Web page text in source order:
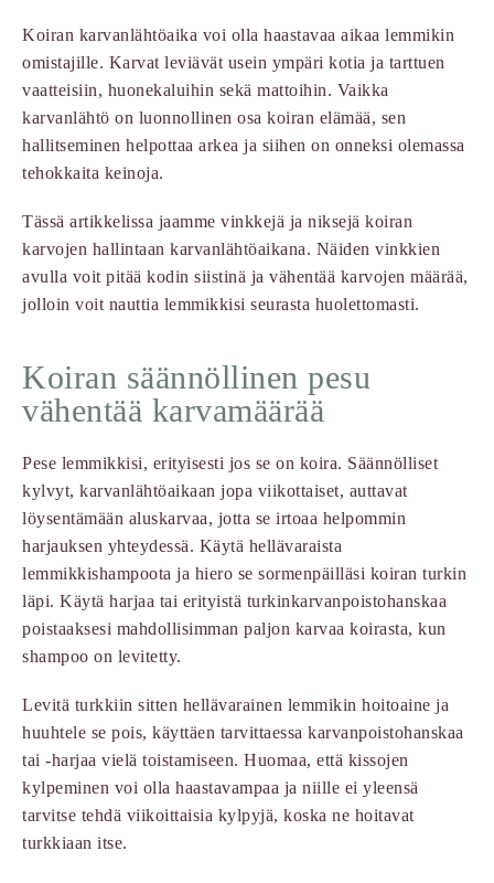
Koiran karvanlähtöaika voi olla haastavaa aikaa lemmikin
omistajille. Karvat leviävät usein ympäri kotia ja tarttuen
vaatteisiin, huonekaluihin sekä mattoihin. Vaikka
karvanlähtö on luonnollinen osa koiran elämää, sen
hallitseminen helpottaa arkea ja siihen on onneksi olemassa
tehokkaita keinoja.
Tässä artikkelissa jaamme vinkkejä ja niksejä koiran
karvojen hallintaan karvanlähtöaikana. Näiden vinkkien
avulla voit pitää kodin siistinä ja vähentää karvojen määrää,
jolloin voit nauttia lemmikkisi seurasta huolettomasti.
Koiran säännöllinen pesu
vähentää karvamäärää
Pese lemmikkisi, erityisesti jos se on koira. Säännölliset
kylvyt, karvanlähtöaikaan jopa viikottaiset, auttavat
löysentämään aluskarvaa, jotta se irtoaa helpommin
harjauksen yhteydessä. Käytä hellävaraista
lemmikkishampoota ja hiero se sormenpäilläsi koiran turkin
läpi. Käytä harjaa tai erityistä turkinkarvanpoistohanskaa
poistaaksesi mahdollisimman paljon karvaa koirasta, kun
shampoo on levitetty.
Levitä turkkiin sitten hellävarainen lemmikin hoitoaine ja
huuhtele se pois, käyttäen tarvittaessa karvanpoistohanskaa
tai -harjaa vielä toistamiseen. Huomaa, että kissojen
kylpeminen voi olla haastavampaa ja niille ei yleensä
tarvitse tehdä viikoittaisia kylpyjä, koska ne hoitavat
turkkiaan itse.